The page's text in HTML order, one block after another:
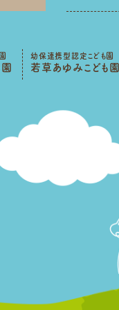
幼保連携型認定こども園
若草あゆみこども園